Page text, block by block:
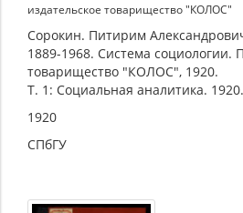
издательское товарищество "КОЛОС"
Сорокин. Питирим
1889-1968. Система социологии.
товарищество "КОЛОС", 1920.
Т. 1: Социальная аналитика. 1920.
1920
СПбГУ